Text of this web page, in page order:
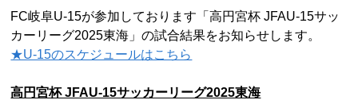
FC岐阜U-15が参加しております「高円宮杯 JFAU-15サッ
カーリーグ2025東海」の試合結果をお知らせします。
★U-15のスケジュールはこちら
高円宮杯 JFAU-15サッカーリーグ2025東海